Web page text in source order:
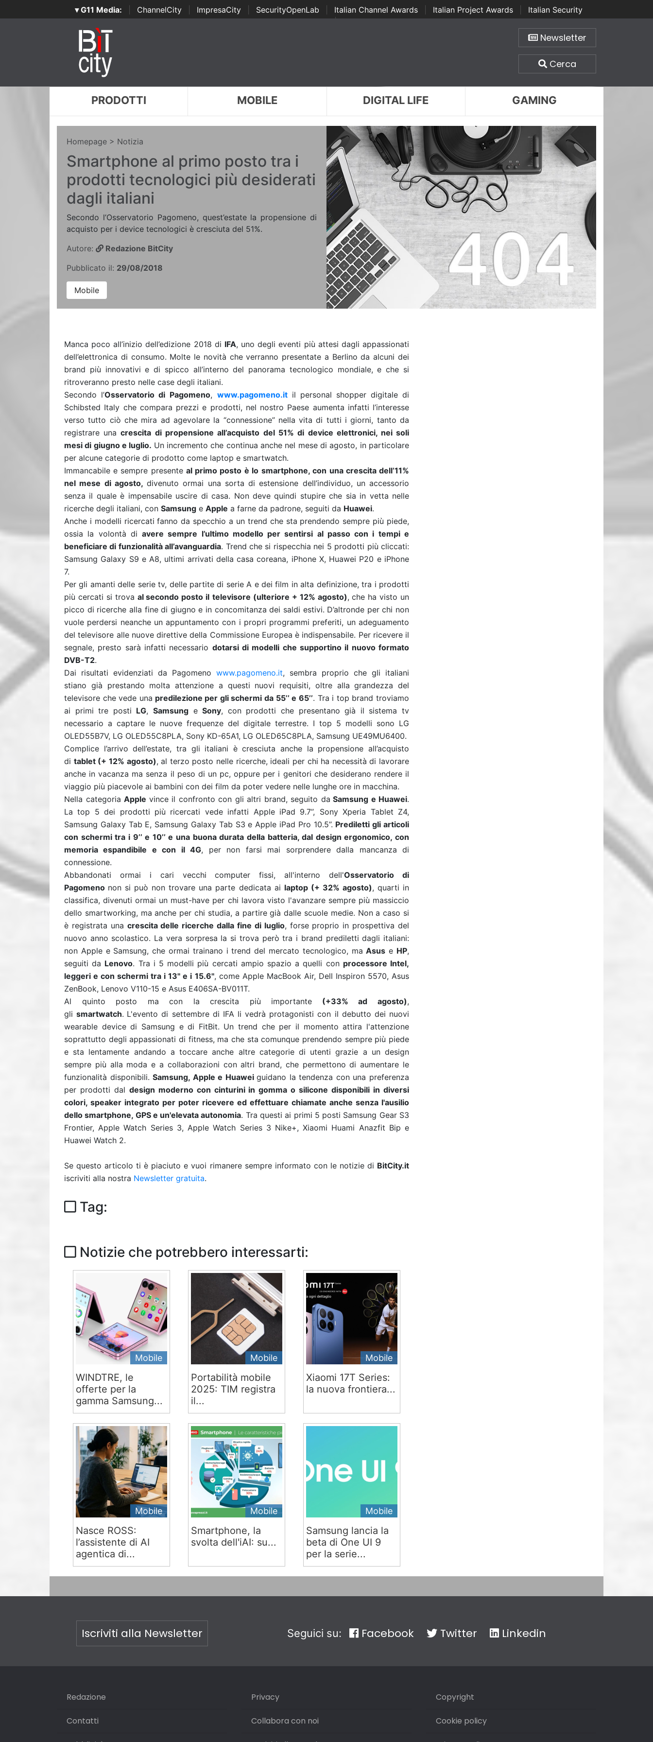
▾ G11 Media: ChannelCity ImpresaCity SecurityOpenLab Italian Channel Awards Italian Project Awards
Italian Security
Awards | ...
Newsletter
Cerca
PRODOTTI MOBILE DIGITAL LIFE GAMING
Homepage > Notizia
Smartphone al primo posto tra i
prodotti tecnologici più desiderati
dagli italiani
Secondo l’Osservatorio Pagomeno, quest’estate la propensione di
acquisto per i device tecnologici è cresciuta del 51%.
Autore:
Redazione BitCity
Pubblicato il: 29/08/2018
Mobile
Manca poco all’inizio dell’edizione 2018 di IFA, uno degli eventi più attesi dagli appassionati
dell’elettronica di consumo. Molte le novità che verranno presentate a Berlino da alcuni dei
brand più innovativi e di spicco all’interno del panorama tecnologico mondiale, e che si
ritroveranno presto nelle case degli italiani.
Secondo l’Osservatorio di Pagomeno, www.pagomeno.itil personal shopper digitale di
Schibsted Italy che compara prezzi e prodotti, nel nostro Paese aumenta infatti l’interesse
verso tutto ciò che mira ad agevolare la “connessione” nella vita di tutti i giorni, tanto da
registrare unacrescita di propensione all’acquisto del 51% di device elettronici, nei soli
mesi di giugno e luglio. Un incremento che continua anche nel mese di agosto, in particolare
per alcune categorie di prodotto come laptop e smartwatch.
Immancabile e sempre presente al primo posto è lo smartphone, con una crescita dell’11%
nel mese di agosto, divenuto ormai una sorta di estensione dell’individuo, un accessorio
senza il quale è impensabile uscire di casa. Non deve quindi stupire che sia in vetta nelle
ricerche degli italiani, con Samsung e Apple a farne da padrone, seguiti da Huawei.
Anche i modelli ricercati fanno da specchio a un trend che sta prendendo sempre più piede,
ossia la volontà diavere sempre l’ultimo modello per sentirsi al passo con i tempi e
beneficiare di funzionalità all’avanguardia. Trend che si rispecchia nei 5 prodotti più cliccati:
Samsung Galaxy S9 e A8, ultimi arrivati della casa coreana, iPhone X, Huawei P20 e iPhone
7.
Per gli amanti delle serie tv, delle partite di serie A e dei film in alta definizione, tra i prodotti
più cercati si trova al secondo posto il televisore (ulteriore + 12% agosto), che ha visto un
picco di ricerche alla fine di giugno e in concomitanza dei saldi estivi. D’altronde per chi non
vuole perdersi neanche un appuntamento con i propri programmi preferiti, un adeguamento
del televisore alle nuove direttive della Commissione Europea è indispensabile. Per ricevere il
segnale, presto sarà infatti necessario dotarsi di modelli che supportino il nuovo formato
DVB-T2.
Dai risultati evidenziati da Pagomeno www.pagomeno.it, sembra proprio che gli italiani
stiano già prestando molta attenzione a questi nuovi requisiti, oltre alla grandezza del
televisore che vede una predilezione per gli schermi da 55’’ e 65’’. Tra i top brand troviamo
ai primi tre posti LG,Samsung eSony, con prodotti che presentano già il sistema tv
necessario a captare le nuove frequenze del digitale terrestre. I top 5 modelli sono LG
OLED55B7V, LG OLED55C8PLA, Sony KD-65A1, LG OLED65C8PLA, Samsung UE49MU6400.
Complice l’arrivo dell’estate, tra gli italiani è cresciuta anche la propensione all’acquisto
di tablet (+ 12% agosto), al terzo posto nelle ricerche, ideali per chi ha necessità di lavorare
anche in vacanza ma senza il peso di un pc, oppure per i genitori che desiderano rendere il
viaggio più piacevole ai bambini con dei film da poter vedere nelle lunghe ore in macchina.
Nella categoria Apple vince il confronto con gli altri brand, seguito da Samsung e Huawei.
La top 5 dei prodotti più ricercati vede infatti Apple iPad 9.7’’, Sony Xperia Tablet Z4,
Samsung Galaxy Tab E, Samsung Galaxy Tab S3 e Apple iPad Pro 10.5’’. Prediletti gli articoli
con schermi tra i 9’’ e 10’’ e una buona durata della batteria, dal design ergonomico, con
memoria espandibile e con il 4G, per non farsi mai sorprendere dalla mancanza di
connessione.
Abbandonati ormai i cari vecchi computer fissi, all'interno dell'Osservatorio di
Pagomeno non si può non trovare una parte dedicata ai laptop (+ 32% agosto), quarti in
classifica, divenuti ormai un must-have per chi lavora visto l'avanzare sempre più massiccio
dello smartworking, ma anche per chi studia, a partire già dalle scuole medie. Non a caso si
è registrata una crescita delle ricerche dalla fine di luglio, forse proprio in prospettiva del
nuovo anno scolastico. La vera sorpresa la si trova però tra i brand prediletti dagli italiani:
non Apple e Samsung, che ormai trainano i trend del mercato tecnologico, maAsus e HP,
seguiti da Lenovo. Tra i 5 modelli più cercati ampio spazio a quelli con processore Intel,
leggeri e con schermi tra i 13'' e i 15.6'', come Apple MacBook Air, Dell Inspiron 5570, Asus
ZenBook, Lenovo V110-15 e Asus E406SA-BV011T.
Al quinto posto ma con la crescita più importante (+33% ad agosto),
glismartwatch. L'evento di settembre di IFA li vedrà protagonisti con il debutto dei nuovi
wearable device di Samsung e di FitBit. Un trend che per il momento attira l'attenzione
soprattutto degli appassionati di fitness, ma che sta comunque prendendo sempre più piede
e sta lentamente andando a toccare anche altre categorie di utenti grazie a un design
sempre più alla moda e a collaborazioni con altri brand, che permettono di aumentare le
funzionalità disponibili.Samsung, Apple e Huaweiguidano la tendenza con una preferenza
per prodotti dal design moderno con cinturini in gomma o silicone disponibili in diversi
colori, speaker integrato per poter ricevere ed effettuare chiamate anche senza l'ausilio
dello smartphone, GPS e un'elevata autonomia. Tra questi ai primi 5 posti Samsung Gear S3
Frontier, Apple Watch Series 3, Apple Watch Series 3 Nike+, Xiaomi Huami Anazfit Bip e
Huawei Watch 2.
Se questo articolo ti è piaciuto e vuoi rimanere sempre informato con le notizie di BitCity.it
iscriviti alla nostra Newsletter gratuita.
Tag:
Notizie che potrebbero interessarti:
Mobile
WINDTRE, le
offerte per la
gamma Samsung...
Mobile
Portabilità mobile
2025: TIM registra
il...
Mobile
Xiaomi 17T Series:
la nuova frontiera...
Mobile
Nasce ROSS:
l’assistente di AI
agentica di...
Mobile
Smartphone, la
svolta dell'iAI: su...
Mobile
Samsung lancia la
beta di One UI 9
per la serie...
Iscriviti alla Newsletter Seguici su: Facebook Twitter Linkedin
Redazione
Contatti
Privacy
Collabora con noi
Copyright
Cookie policy